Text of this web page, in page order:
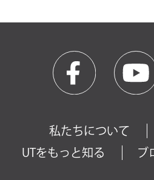
私たちについて
UTをもっと知る
ブ